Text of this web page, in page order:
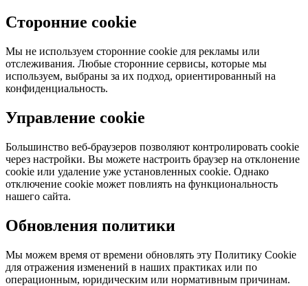
Сторонние cookie
Мы не используем сторонние cookie для рекламы или
отслеживания. Любые сторонние сервисы, которые мы
используем, выбраны за их подход, ориентированный на
конфиденциальность.
Управление cookie
Большинство веб-браузеров позволяют контролировать cookie
через настройки. Вы можете настроить браузер на отклонение
cookie или удаление уже установленных cookie. Однако
отключение cookie может повлиять на функциональность
нашего сайта.
Обновления политики
Мы можем время от времени обновлять эту Политику Cookie
для отражения изменений в наших практиках или по
операционным, юридическим или нормативным причинам.